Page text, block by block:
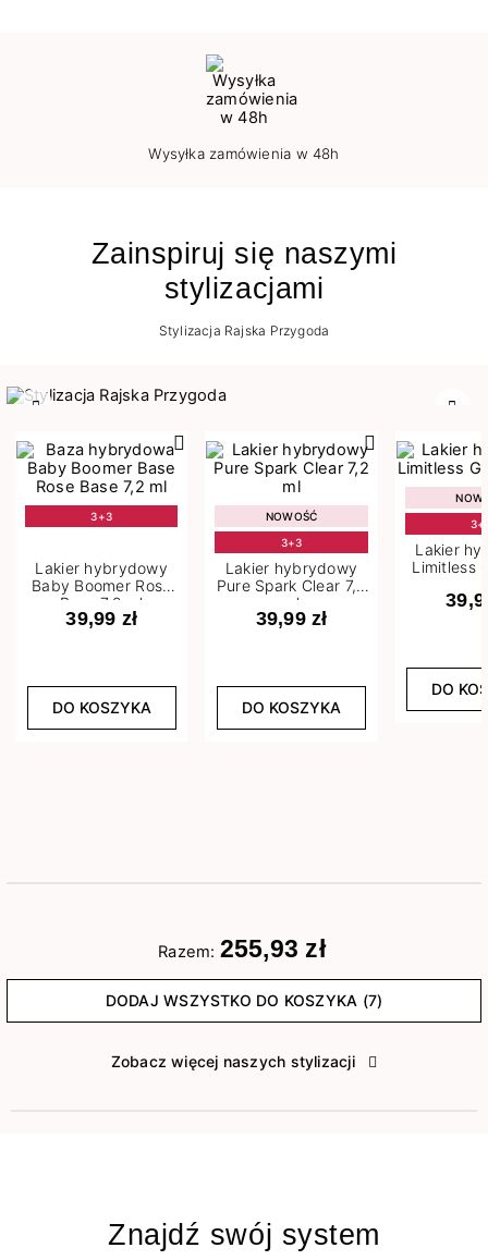
Wysyłka zamówienia w 48h
Zainspiruj się naszymi
stylizacjami
Stylizacja Rajska Przygoda
3+3
Lakier hybrydowy
Baby Boomer Rose
Base 7,2 ml
39,99 zł
DO KOSZYKA
NOWOŚĆ
3+3
Lakier hybrydowy
Pure Spark Clear 7,2
ml
39,99 zł
DO KOSZYKA
Lakier
Limitless
DO
Razem: 255,93 zł
DODAJ WSZYSTKO DO KOSZYKA (7)
Zobacz więcej naszych stylizacji
Znajdź swój system